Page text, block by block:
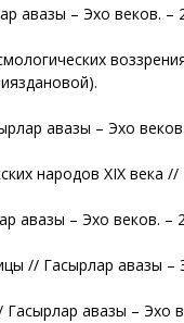
авазы – Эхо веков. –
авазы – Эхо
народов XIX века
авазы – Эхо веков.
// Гасырлар авазы
авазы – Эхо